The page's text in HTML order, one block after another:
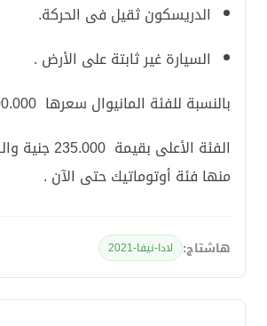
الدريسكون ثقيل فى الحركة.
السيارة غير ثابتة على الأرض .
بالنسبة للفئة المانيوال سعرها 200.000 جنيه
الفئة الأعلى
منها فئة أوتوماتيك حتى الآن .
هاشتاج: لادا-نيفا-2021